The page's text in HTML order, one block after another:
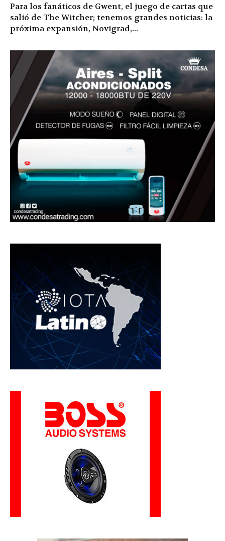
Para los fanáticos de Gwent, el juego de cartas que
salió de The Witcher; tenemos grandes noticias: la
próxima expansión, Novigrad,...